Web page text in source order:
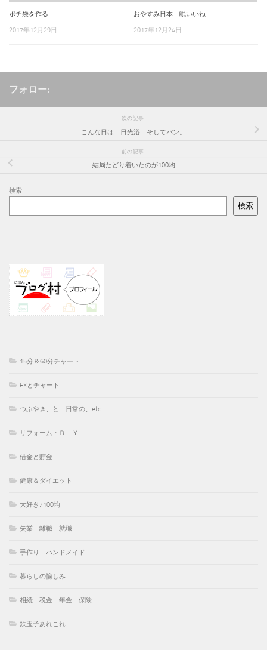
ポチ袋を作る
2017年12月29日
おやすみ日本 眠いいね
2017年12月24日
フォロー:
次の記事
こんな日は 日光浴 そしてパン。
前の記事
結局たどり着いたのが100均
検索
検索
15分＆60分チャート
FXとチャート
つぶやき、と 日常の、etc
リフォーム・ＤＩＹ
借金と貯金
健康＆ダイエット
大好き♪100均
失業 離職 就職
手作り ハンドメイド
暮らしの愉しみ
相続 税金 年金 保険
鉄玉子あれこれ